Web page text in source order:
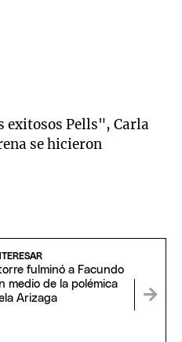
exitosos Pells", Carla
se hicieron
fulminó a Facundo
medio de la polémica
Arizaga